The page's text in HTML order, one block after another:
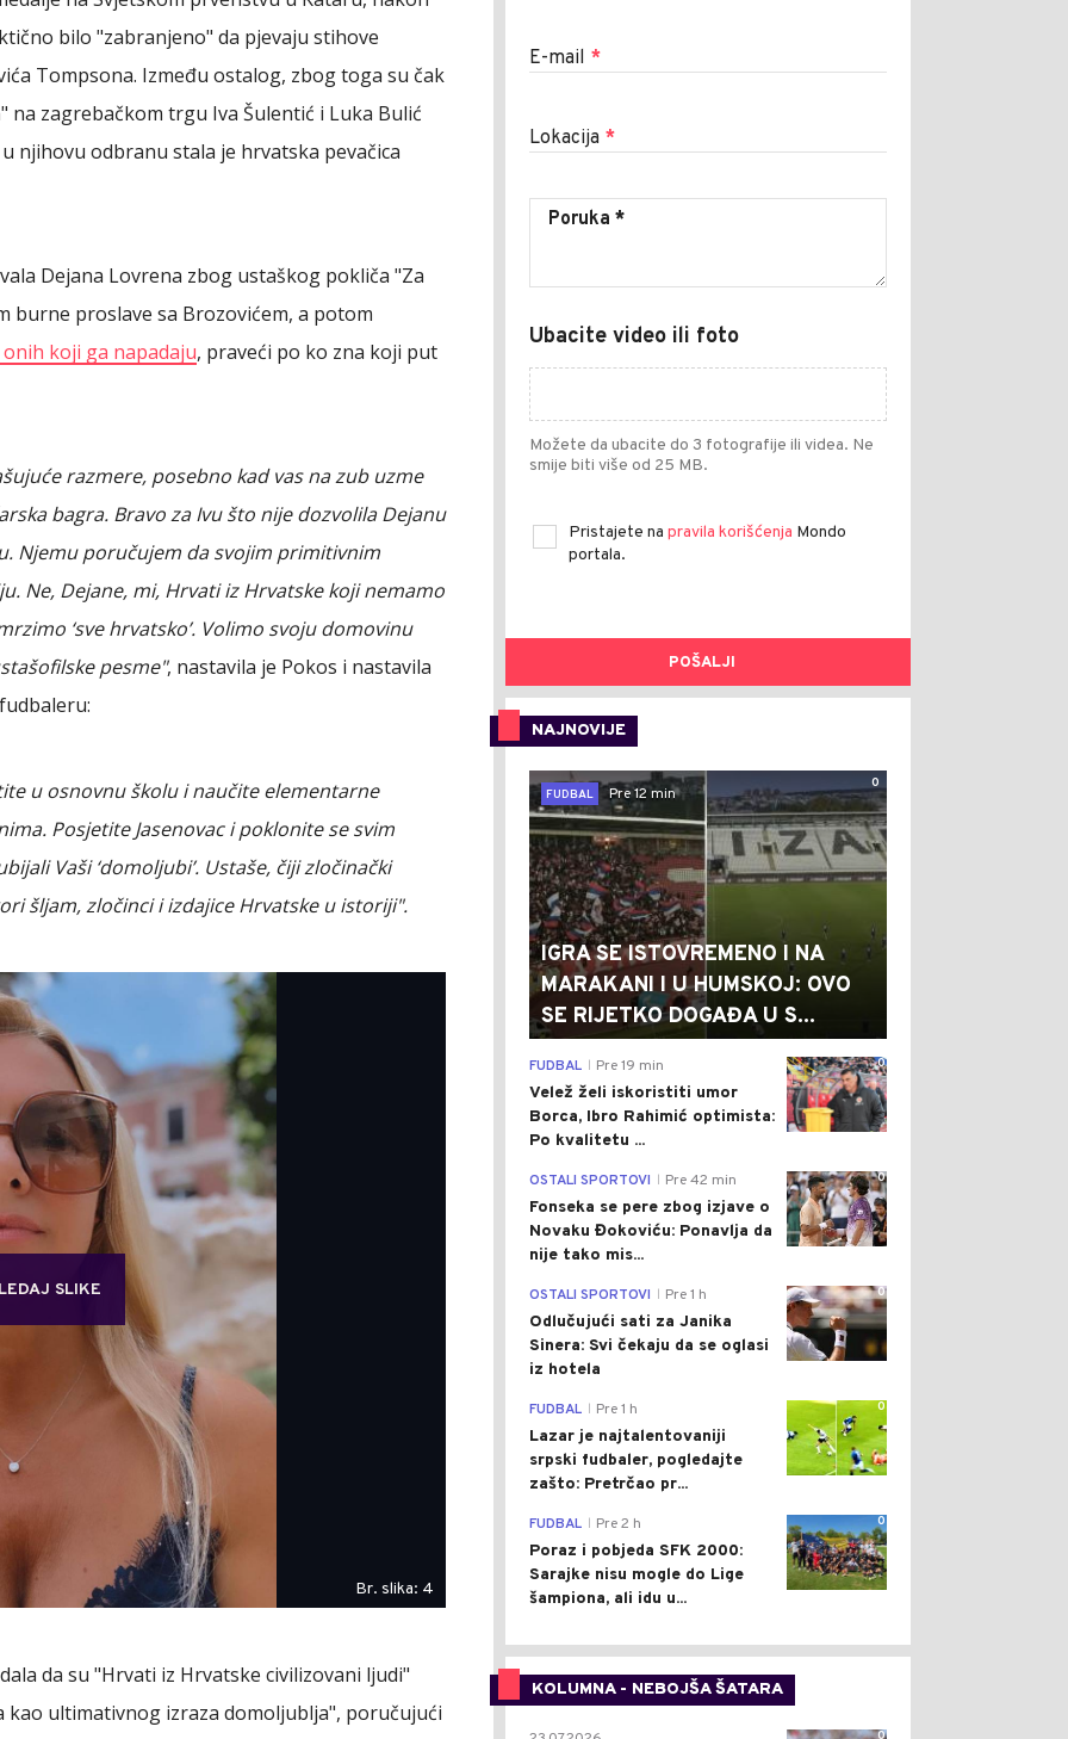
bilo "zabranjeno" da pjevaju stihove
Tompsona. Između ostalog, zbog toga su čak
zagrebačkom trgu Iva Šulentić i Luka Bulić
njihovu odbranu stala je hrvatska pevačica
Dejana Lovrena zbog ustaškog pokliča "Za
burne proslave sa Brozovićem, a potom
koji ga napadaju, praveći po ko zna koji put
razmere, posebno kad vas na zub uzme
bagra. Bravo za Ivu što nije dozvolila Dejanu
Njemu poručujem da svojim primitivnim
Ne, Dejane, mi, Hrvati iz Hrvatske koji nemamo
‘sve hrvatsko’. Volimo svoju domovinu
pesme", nastavila je Pokos i nastavila
u osnovnu školu i naučite elementarne
Posjetite Jasenovac i poklonite se svim
Vaši ‘domoljubi’. Ustaše, čiji zločinački
šljam, zločinci i izdajice Hrvatske u istoriji".
SLIKE
Br. slika: 4
da su "Hrvati iz Hrvatske civilizovani ljudi"
kao ultimativnog izraza domoljublja", poručujući
E-mail *
Lokacija *
Ubacite video ili foto
Možete da ubacite do 3 fotografije ili videa. Ne
smije biti više od 25 MB.
Pristajete na pravila korišćenja Mondo
portala.
POŠALJI
NAJNOVIJE
0
FUDBAL
Pre 12 min
IGRA SE ISTOVREMENO I NA
MARAKANI I U HUMSKOJ: OVO
SE RIJETKO DOGAĐA U S...
0
FUDBAL Pre 19 min
Velež želi iskoristiti umor
Borca, Ibro Rahimić optimista:
Po kvalitetu ...
0
OSTALI SPORTOVI Pre 42 min
Fonseka se pere zbog izjave o
Novaku Đokoviću: Ponavlja da
nije tako mis...
0
OSTALI SPORTOVI Pre 1 h
Odlučujući sati za Janika
Sinera: Svi čekaju da se oglasi
iz hotela
0
FUDBAL Pre 1 h
Lazar je najtalentovaniji
srpski fudbaler, pogledajte
zašto: Pretrčao pr...
0
FUDBAL Pre 2 h
Poraz i pobjeda SFK 2000:
Sarajke nisu mogle do Lige
šampiona, ali idu u...
KOLUMNA - NEBOJŠA ŠATARA
0